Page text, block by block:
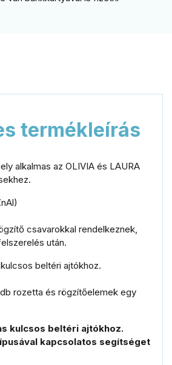
termékleírás
alkalmas az OLIVIA és LAURA
csavarokkal rendelkeznek,
után.
beltéri ajtókhoz.
rozetta és rögzítőelemek egy
kulcsos beltéri ajtókhoz.
kapcsolatos segítséget